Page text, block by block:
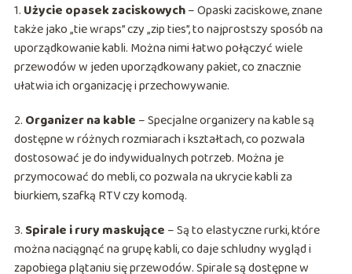
1. Użycie opasek zaciskowych– Opaski zaciskowe, znane
także jako „tie wraps” czy „zip ties”, to najprostszy sposób na
uporządkowanie kabli. Można nimi łatwo połączyć wiele
przewodów w jeden uporządkowany pakiet, co znacznie
ułatwia ich organizację i przechowywanie.
2. Organizer na kable – Specjalne organizery na kable są
dostępne w różnych rozmiarach i kształtach, co pozwala
dostosować je do indywidualnych potrzeb. Można je
przymocować do mebli, co pozwala na ukrycie kabli za
biurkiem, szafką RTV czy komodą.
3. Spirale i rury maskujące – Są to elastyczne rurki, które
można naciągnąć na grupę kabli, co daje schludny wygląd i
zapobiega plątaniu się przewodów. Spirale są dostępne w